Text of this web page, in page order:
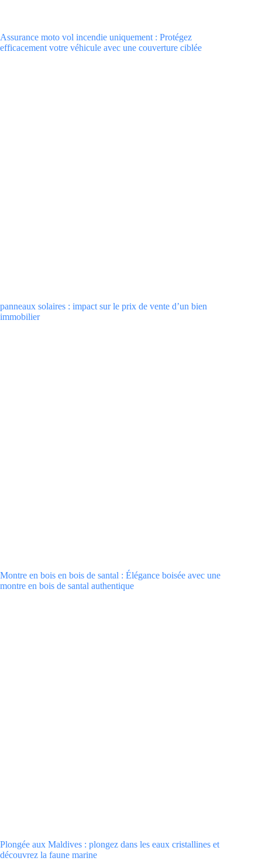
Assurance moto vol incendie uniquement : Protégez
efficacement votre véhicule avec une couverture ciblée
panneaux solaires : impact sur le prix de vente d’un bien
immobilier
Montre en bois en bois de santal : Élégance boisée avec une
montre en bois de santal authentique
Plongée aux Maldives : plongez dans les eaux cristallines et
découvrez la faune marine